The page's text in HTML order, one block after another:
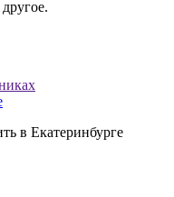
в Екатеринбурге